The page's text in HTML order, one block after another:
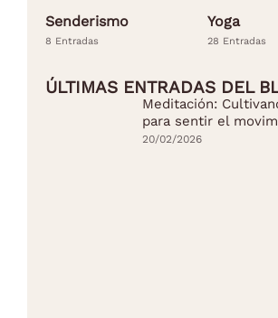
Senderismo
8 Entradas
Yoga
28 Entradas
ÚLTIMAS ENTRADAS DEL
Meditación:
para sentir el
20/02/2026